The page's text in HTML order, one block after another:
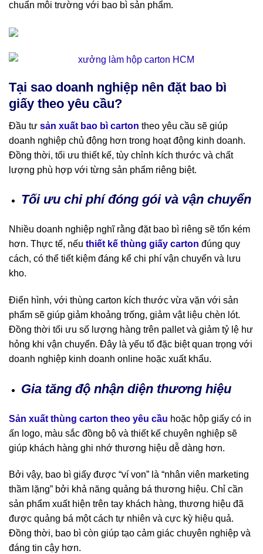
chuẩn môi trường với bao bì sản phẩm.
Tại sao doanh nghiệp nên đặt bao bì
giấy theo yêu cầu?
Đầu tư sản xuất bao bì carton theo yêu cầu sẽ giúp
doanh nghiệp chủ động hơn trong hoạt động kinh doanh.
Đồng thời, tối ưu thiết kế, tùy chỉnh kích thước và chất
lượng phù hợp với từng sản phẩm riêng biệt.
Tối ưu chi phí đóng gói và vận chuyển
Nhiều doanh nghiệp nghĩ rằng đặt bao bì riêng sẽ tốn kém
hơn. Thực tế, nếu thiết kế thùng giấy carton đúng quy
cách, có thể tiết kiệm đáng kể chi phí vận chuyển và lưu
kho.
Điển hình, với thùng carton kích thước vừa vặn với sản
phẩm sẽ giúp giảm khoảng trống, giảm vật liệu chèn lót.
Đồng thời tối ưu số lượng hàng trên pallet và giảm tỷ lệ hư
hỏng khi vận chuyển. Đây là yếu tố đặc biệt quan trọng với
doanh nghiệp kinh doanh online hoặc xuất khẩu.
Gia tăng độ nhận diện thương hiệu
Sản xuất thùng carton theo yêu cầu hoặc hộp giấy có in
ấn logo, màu sắc đồng bộ và thiết kế chuyên nghiệp sẽ
giúp khách hàng ghi nhớ thương hiệu dễ dàng hơn.
Bởi vậy, bao bì giấy được “ví von” là “nhân viên marketing
thầm lặng” bởi khả năng quảng bá thương hiệu. Chỉ cần
sản phẩm xuất hiện trên tay khách hàng, thương hiệu đã
được quảng bá một cách tự nhiên và cực kỳ hiệu quả.
Đồng thời, bao bì còn giúp tạo cảm giác chuyên nghiệp và
đáng tin cậy hơn.